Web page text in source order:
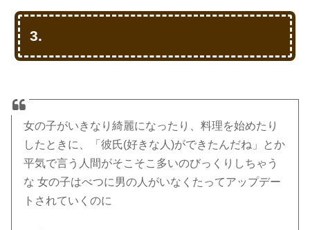
3.
女の子がいきなり綺麗になったり、料理を始めたり
したときに、「彼氏(好きな人)ができたんだね」とか
平気で言う人間がそこそこ多いのびっくりしちゃう
な 女の子はべつに男の人がいなくたってアップデー
トされていくのに